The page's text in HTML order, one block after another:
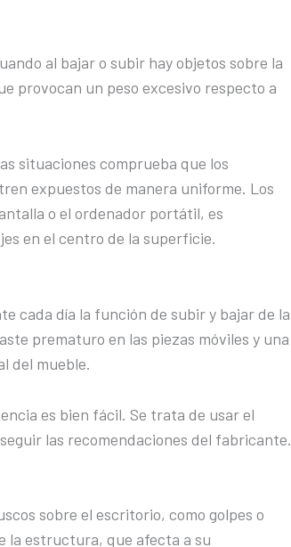
al bajar o subir hay objetos sobre la
provocan un peso excesivo respecto a
situaciones comprueba que los
expuestos de manera uniforme. Los
o el ordenador portátil, es
en el centro de la superficie.
cada día la función de subir y bajar de la
prematuro en las piezas móviles y una
del mueble.
es bien fácil. Se trata de usar el
las recomendaciones del fabricante.
sobre el escritorio, como golpes o
la estructura, que afecta a su